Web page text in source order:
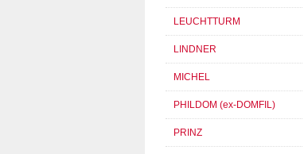
LEUCHTTURM
LINDNER
MICHEL
PHILDOM (ex-DOMFIL)
PRINZ